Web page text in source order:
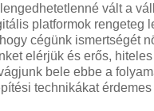
vált a
platformok rengeteg
cégünk ismertségét
elérjük és erős,
bele ebbe a
technikákat